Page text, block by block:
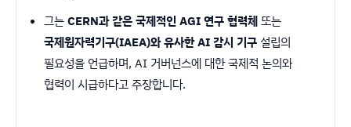
그는CERN과 같은 국제적인 AGI 연구 협력체또는
국제원자력기구(IAEA)와 유사한 AI 감시 기구 설립의
필요성을 언급하며, AI 거버넌스에 대한 국제적 논의와
협력이 시급하다고 주장합니다.